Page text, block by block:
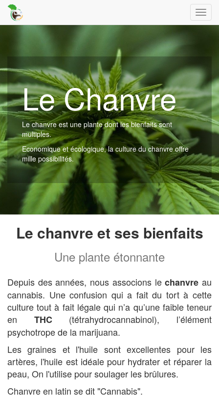
Le Chanvre
Le chanvre est une plante dont les bienfaits sont
multiples.
Economique et écologique, la culture du chanvre offre
mille possibilités.
Le chanvre et ses bienfaits
Une plante étonnante
Depuis des années, nous associons lechanvre au
cannabis. Une confusion qui a fait du tort à cette
culture tout à fait légale qui n’a qu’une faible teneur
en THC(tétrahydrocannabinol), l’élément
psychotrope de la marijuana.
Les graines et l'huile sont excellentes pour les
artères, l'huile est idéale pour hydrater et réparer la
peau, On l'utilise pour soulager les brûlures.
Chanvre en latin se dit "Cannabis".